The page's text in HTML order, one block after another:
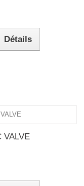
Détails
VALVE